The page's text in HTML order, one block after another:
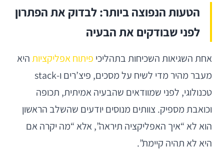
הטעות הנפוצה ביותר: לבדוק את הפתרון
לפני שבודקים את הבעיה
אחת השגיאות השכיחות בתהליכי פיתוח אפליקציותהיא
מעבר מהיר מדי לשיח על מסכים, פיצ’רים ו-stack
טכנולוגי, לפני שמוודאים שהבעיה אמיתית, תכופה
וכואבת מספיק. צוותים מנוסים יודעים שהשלב הראשון
הוא לא “איך האפליקציה תיראה”, אלא “מה יקרה אם
היא לא תהיה קיימת”.